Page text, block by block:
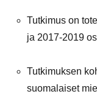
Tutkimus on
ja 2017-2019
Tutkimuksen
suomalaiset